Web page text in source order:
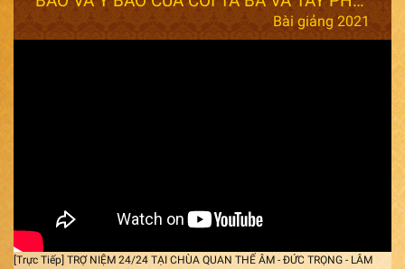
Bài giảng 2021
[Trực Tiếp] TRỢ NIỆM 24/24 TẠI CHÙA QUAN THẾ ÂM - ĐỨC TRỌNG - LÂM